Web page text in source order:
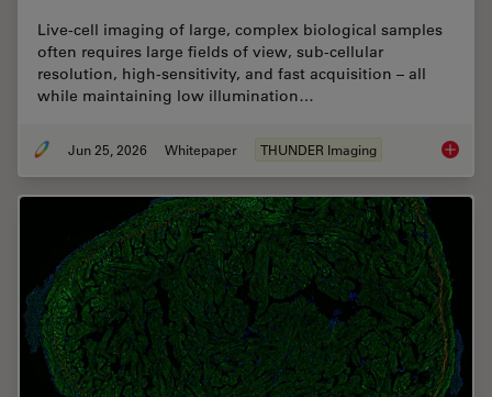
Live‑cell imaging of large, complex biological samples
often requires large fields of view, sub-cellular
resolution, high-sensitivity, and fast acquisition – all
while maintaining low illumination…
Jun 25, 2026 Whitepaper THUNDER Imaging Fast,